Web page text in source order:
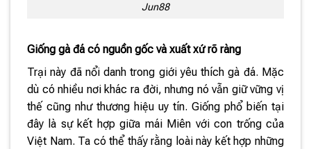
Jun88
Giống gà đá có nguồn gốc và xuất xứ rõ ràng
Trại này đã nổi danh trong giới yêu thích gà đá. Mặc
dù có nhiều nơi khác ra đời, nhưng nó vẫn giữ vững vị
thế cũng như thương hiệu uy tín. Giống phổ biến tại
đây là sự kết hợp giữa mái Miên với con trống của
Việt Nam. Ta có thể thấy rằng loài này kết hợp những